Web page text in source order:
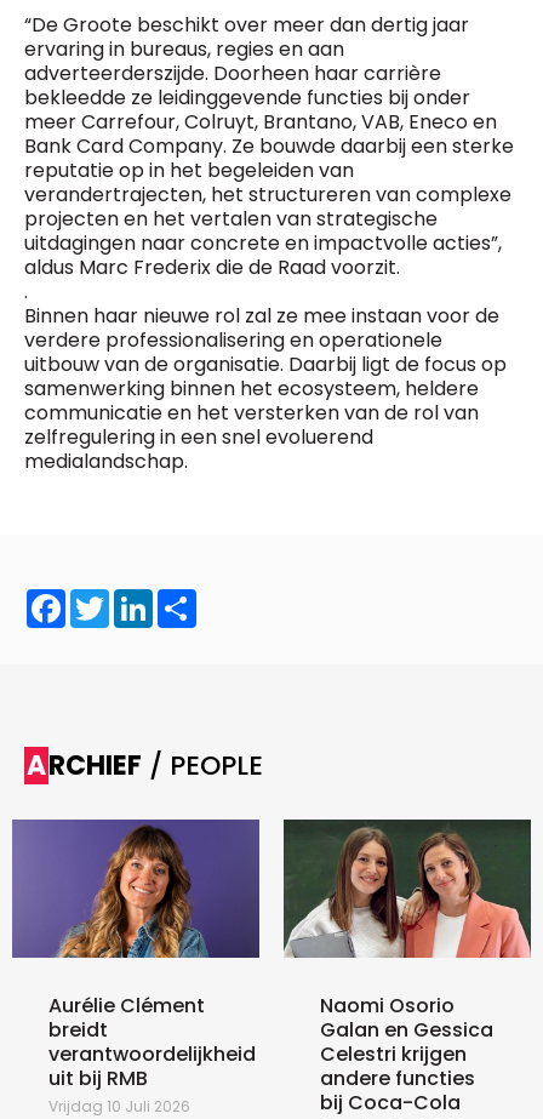
“De Groote beschikt over meer dan dertig jaar
ervaring in bureaus, regies en aan
adverteerderszijde. Doorheen haar carrière
bekleedde ze leidinggevende functies bij onder
meer Carrefour, Colruyt, Brantano, VAB, Eneco en
Bank Card Company. Ze bouwde daarbij een sterke
reputatie op in het begeleiden van
verandertrajecten, het structureren van complexe
projecten en het vertalen van strategische
uitdagingen naar concrete en impactvolle acties”,
aldus Marc Frederix die de Raad voorzit.
.
Binnen haar nieuwe rol zal ze mee instaan voor de
verdere professionalisering en operationele
uitbouw van de organisatie. Daarbij ligt de focus op
samenwerking binnen het ecosysteem, heldere
communicatie en het versterken van de rol van
zelfregulering in een snel evoluerend
medialandschap.
Facebook
TwitterLinkedIn
ARCHIEF / PEOPLE
Aurélie Clément
breidt
verantwoordelijkheid
uit bij RMB
Vrijdag 10 Juli 2026
Naomi Osorio
Galan en Gessica
Celestri krijgen
andere functies
bij Coca-Cola
General Manager
Fred Bouchar
0498 88 64 89
f.bouchar@mm.be
Chief Editor
Griet Byl
0475 97 12 57
g.byl@mm.be
Chief Editor
0477 37 31 65
d.lemaire@mm.be
BEVESTIGEN
Daily
Freemium
access
5 x week
MM e - News
1 x week
MM Brunch
1 x week
MM Tech
10 x year
MM Best of
10 x year
MM Blue
4 x year
MM Magazine
(digital)
Vragen ?